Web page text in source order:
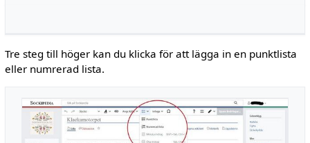
Tre steg till höger kan du klicka för att lägga in en punktlista
eller numrerad lista.